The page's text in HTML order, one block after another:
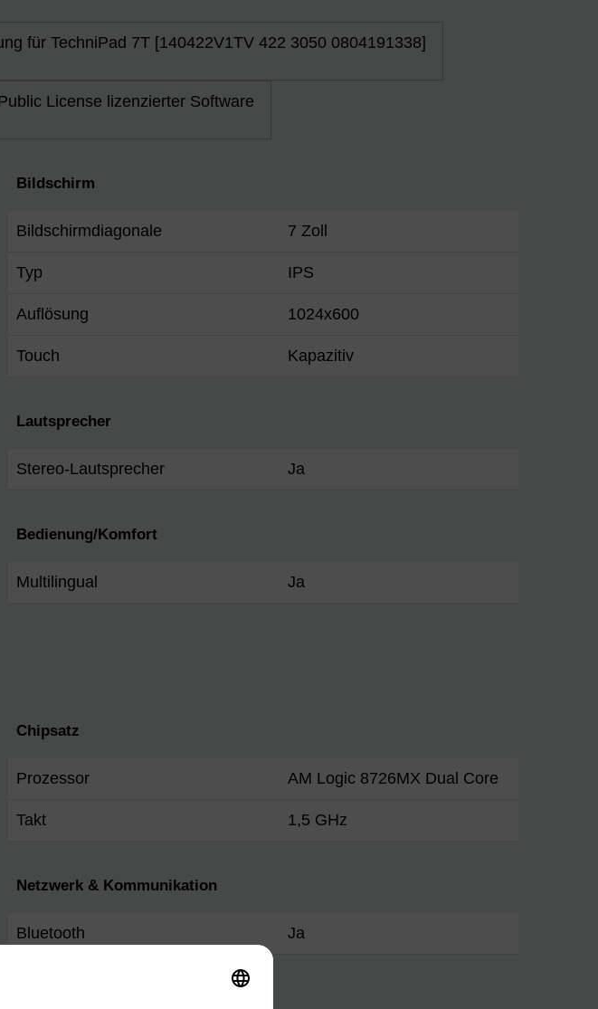
für TechniPad 7T [140422V1TV 422 3050 0804191338]
License lizenzierter Software
Bildschirm
Bildschirmdiagonale 7 Zoll
Typ IPS
Auflösung 1024x600
Touch Kapazitiv
Lautsprecher
Stereo-Lautsprecher Ja
Bedienung/Komfort
Multilingual Ja
Chipsatz
Prozessor AM Logic 8726MX Dual Core
Takt 1,5 GHz
Netzwerk & Kommunikation
Bluetooth Ja